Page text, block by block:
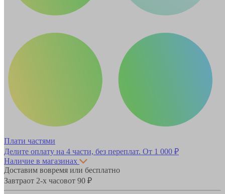
Плати частями
Делите оплату на 4 части, без переплат. От 1 000 ₽
Наличие в магазинах
Доставим вовремя или бесплатно
Завтраот 2-х часовот 90 ₽